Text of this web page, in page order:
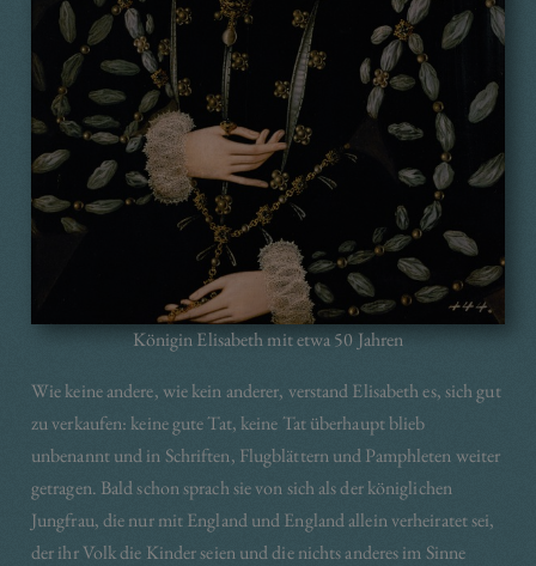
Königin Elisabeth mit etwa 50 Jahren
Wie keine andere, wie kein anderer, verstand Elisabeth es, sich gut
zu verkaufen: keine gute Tat, keine Tat überhaupt blieb
unbenannt und in Schriften, Flugblättern und Pamphleten weiter
getragen. Bald schon sprach sie von sich als der königlichen
Jungfrau, die nur mit England und England allein verheiratet sei,
der ihr Volk die Kinder seien und die nichts anderes im Sinne